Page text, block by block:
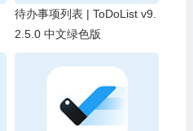
待办事项列表 | ToDoList v9.
2.5.0 中文绿色版